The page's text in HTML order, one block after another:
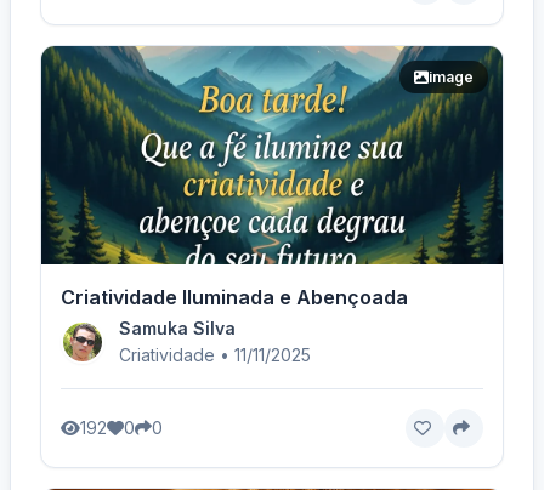
image
Criatividade Iluminada e Abençoada
Samuka Silva
Criatividade • 11/11/2025
192 0 0